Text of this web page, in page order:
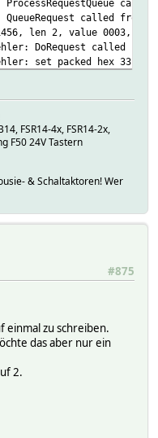
ProcessRequestQueue
called from
len 2, value 0003,
DoRequest called
set packed hex 33
GetSetChecks with
set called with Reset
FSR14-4x, FSR14-2x,
F50 24V Tastern
& Schaltaktoren! Wer
#875
einmal zu schreiben.
das aber nur ein
2.